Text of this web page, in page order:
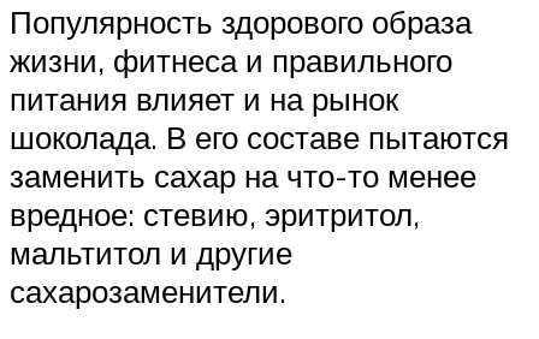
Популярность здорового образа
жизни, фитнеса и правильного
питания влияет и на рынок
шоколада. В его составе пытаются
заменить сахар на что-то менее
вредное: стевию, эритритол,
мальтитол и другие
сахарозаменители.